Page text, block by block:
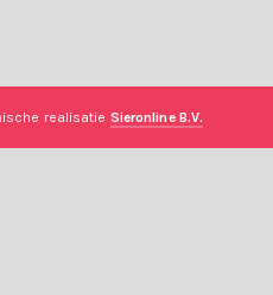
realisatie Sieronline B.V.